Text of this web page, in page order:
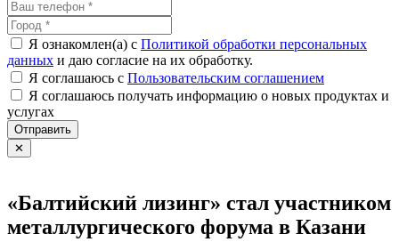
Я ознакомлен(а) с Политикой обработки персональных
данных и даю согласие на их обработку.
Я соглашаюсь c Пользовательским соглашением
Я соглашаюсь получать информацию о новых продуктах и
услугах
Отправить
✕
«Балтийский лизинг» стал участником
металлургического форума в Казани